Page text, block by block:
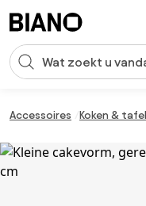
Zoekopdracht invoeren
Accessoires Koken &